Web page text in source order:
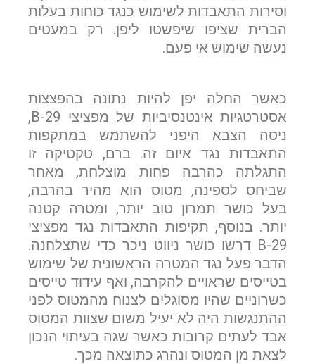
וסירות התאבדות לשימוש כנגד כוחות בעלות
הברית שציפו שיפשטו ליפן. רק במעטים
נעשה שימוש אי פעם.
כאשר החלה יפן להיות נתונה בהפצצות
אסטרטגיות אינטנסיביות של מפציצי B-29,
ניסה הצבא היפני להשתמש במתקפות
התאבדות נגד איום זה. ברם, טקטיקה זו
התגלתה כהרבה פחות מוצלחת, מאחר
שביחס לספינה, מטוס הוא מהיר בהרבה,
בעל כושר תמרון טוב יותר, ומטרה קטנה
יותר. בנוסף, תקיפות התאבדות נגד מפציצי
B-29 דרשו כושר ניווט ניכר כדי שתצלחנה.
הדבר פעל נגד המטרה הראשונית של שימוש
בטייסים שראויים להקרבה, ואף עידוד טייסים
כשרוניים שהיו מסוגלים לצנוח מהמטוס לפני
ההתנגשות היה לא יעיל משום שצוות המטוס
אבד לעתים קרובות כאשר שגה בעיתוי הנכון
לצאת מן המטוס ונהרג כתוצאה מכך.
שלח הודעה